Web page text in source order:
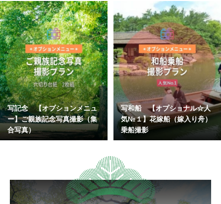
写記念 【オプションメニュ
ー】ご親族記念写真撮影（集
合写真）
写和船 【オプショナル☆人
気№１】花嫁船（嫁入り舟）
乗船撮影